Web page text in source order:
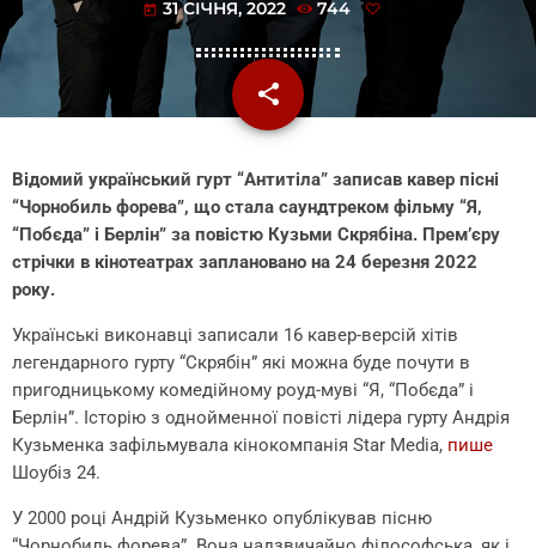
today 31 СІЧНЯ, 2022 744
share
email
Відомий український гурт “Антитіла” записав кавер пісні
“Чорнобиль форева”, що стала саундтреком фільму “Я,
“Побєда” і Берлін” за повістю Кузьми Скрябіна. Прем’єру
стрічки в кінотеатрах заплановано на 24 березня 2022
року.
Українські виконавці записали 16 кавер-версій хітів
легендарного гурту “Скрябін” які можна буде почути в
пригодницькому комедійному роуд-муві “Я, “Побєда” і
Берлін”. Історію з однойменної повісті лідера гурту Андрія
Кузьменка зафільмувала кінокомпанія Star Media, пише
Шоубіз 24.
У 2000 році Андрій Кузьменко опублікував пісню